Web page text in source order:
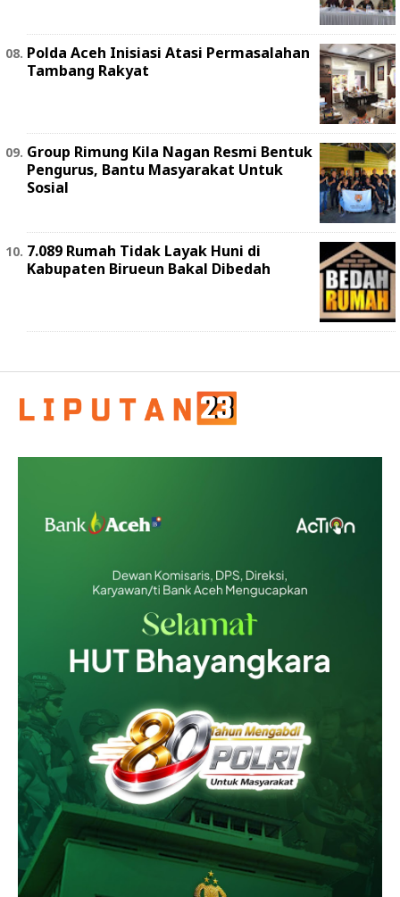
Polda Aceh Inisiasi Atasi Permasalahan
Tambang Rakyat
Group Rimung Kila Nagan Resmi Bentuk
Pengurus, Bantu Masyarakat Untuk
Sosial
7.089 Rumah Tidak Layak Huni di
Kabupaten Birueun Bakal Dibedah